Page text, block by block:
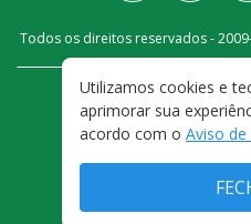
Todos os direitos reservados -
FALE
TERMOS E
Utilizamos cookies e
aprimorar sua
acordo com o Aviso de